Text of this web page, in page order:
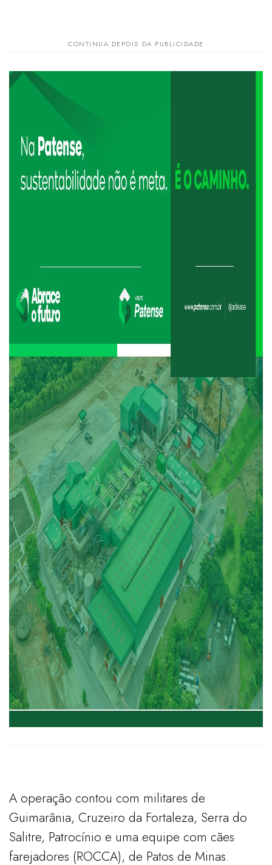
A operação contou com militares de
Guimarânia, Cruzeiro da Fortaleza, Serra do
Salitre, Patrocínio e uma equipe com cães
farejadores (ROCCA), de Patos de Minas.